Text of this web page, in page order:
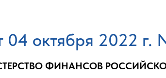
октября 2022
ФИНАНСОВ